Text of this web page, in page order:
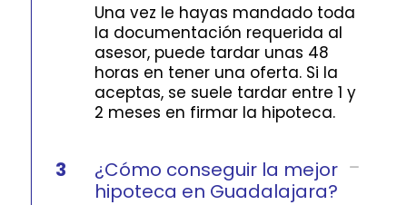
Una vez le hayas mandado toda
la documentación requerida al
asesor, puede tardar unas 48
horas en tener una oferta. Si la
aceptas, se suele tardar entre 1 y
2 meses en firmar la hipoteca.
3
¿Cómo conseguir la mejor
hipoteca en Guadalajara?